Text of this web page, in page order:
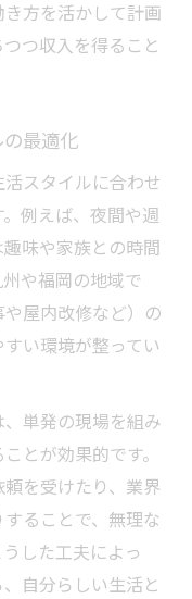
方を活かして計画
つ収入を得ること
最適化
スタイルに合わせ
例えば、夜間や週
味や家族との時間
や福岡の地域で
屋内改修など）の
い環境が整ってい
単発の現場を組み
とが効果的です。
を受けたり、業界
ることで、無理な
した工夫によっ
自分らしい生活と